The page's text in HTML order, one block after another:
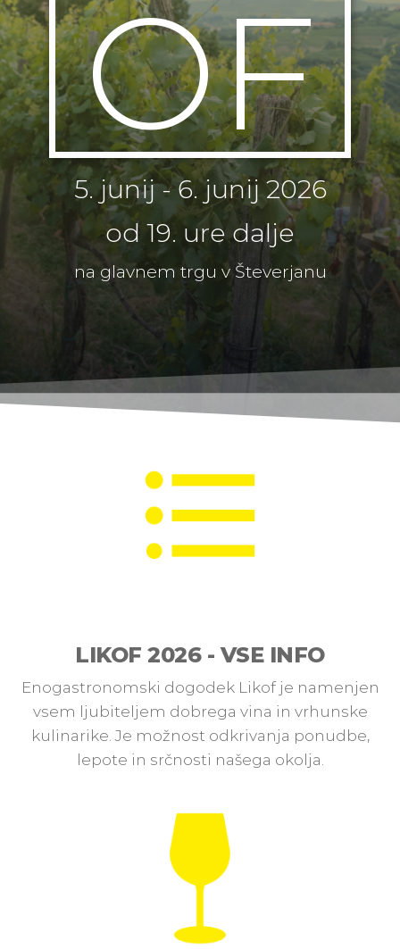
OF
5. junij - 6. junij 2026
od 19. ure dalje
na glavnem trgu v Števerjanu
LIKOF 2026 - VSE INFO
Enogastronomski dogodek Likof je namenjen
vsem ljubiteljem dobrega vina in vrhunske
kulinarike. Je možnost odkrivanja ponudbe,
lepote in srčnosti našega okolja.